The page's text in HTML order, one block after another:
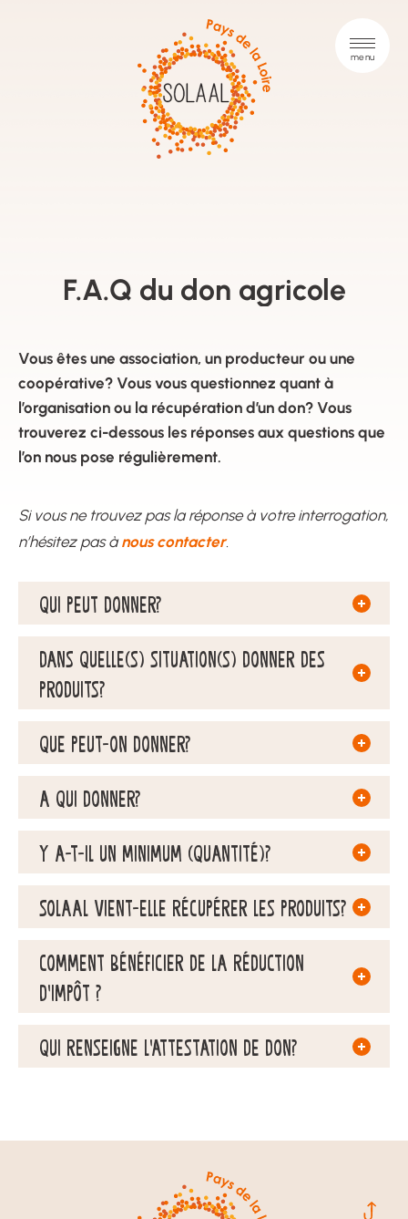
F.A.Q du don agricole
Vous êtes une association, un producteur ou une
coopérative? Vous vous questionnez quant à
l’organisation ou la récupération d’un don? Vous
trouverez ci-dessous les réponses aux questions que
l’on nous pose régulièrement.
Si vous ne trouvez pas la réponse à votre interrogation,
n’hésitez pas ànous contacter.
QUI PEUT DONNER?
DANS QUELLE(S) SITUATION(S) DONNER DES
PRODUITS?
QUE PEUT-ON DONNER?
A QUI DONNER?
Y A-T-IL UN MINIMUM (QUANTITÉ)?
SOLAAL VIENT-ELLE RÉCUPÉRER LES PRODUITS?
COMMENT BÉNÉFICIER DE LA RÉDUCTION
D’IMPÔT ?
QUI RENSEIGNE L’ATTESTATION DE DON?